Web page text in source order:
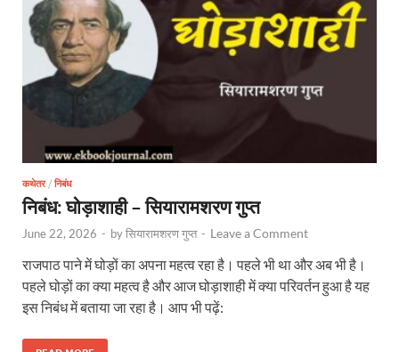
कथेतर/ निबंध
निबंध: घोड़ाशाही – सियारामशरण गुप्त
June 22, 2026 - byसियारामशरण गुप्त - Leave a Comment
राजपाठ पाने में घोड़ों का अपना महत्व रहा है। पहले भी था और अब भी है।
पहले घोड़ों का क्या महत्व है और आज घोड़ाशाही में क्या परिवर्तन हुआ है यह
इस निबंध में बताया जा रहा है। आप भी पढ़ें: